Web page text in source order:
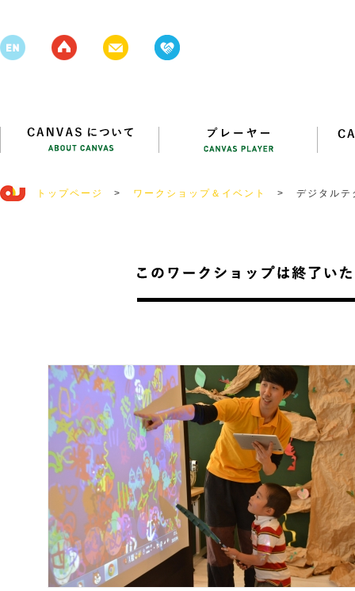
トップページ > ワークショップ＆イベント > デジタルテ